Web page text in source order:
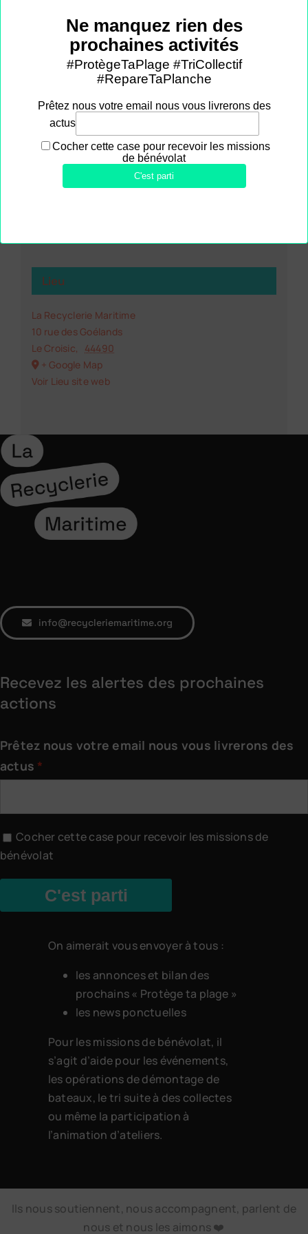
info@recycleriemaritime.org
Voir le site Organisateur
Lieu
La Recyclerie Maritime
10 rue des Goélands
Le Croisic,
44490
+ Google Map
Voir Lieu site web
info@recycleriemaritime.org
Recevez les alertes des prochaines
actions
Prêtez nous votre email nous vous livrerons des
actus
Cocher cette case pour recevoir les missions de
bénévolat
C'est parti
On aimerait vous envoyer à tous :
les annonces et bilan des
prochains « Protège ta plage »
les news ponctuelles
Pour les missions de bénévolat, il
s’agit d’aide pour les événements,
les opérations de démontage de
bateaux, le tri suite à des collectes
ou même la participation à
l’animation d’ateliers.
Ils nous soutiennent, nous accompagnent, parlent de
nous et nous les aimons ❤️